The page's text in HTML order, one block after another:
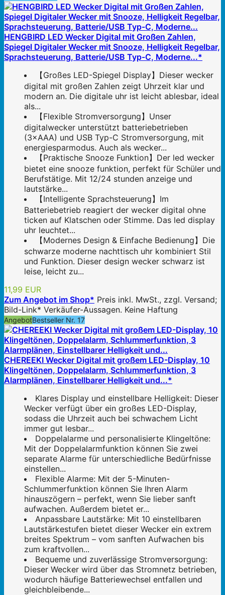
HENGBIRD LED Wecker Digital mit Großen Zahlen,
Spiegel Digitaler Wecker mit Snooze, Helligkeit Regelbar,
Sprachsteuerung, Batterie/USB Typ-C, Moderne...*
【Großes LED-Spiegel Display】Dieser wecker
digital mit großen Zahlen zeigt Uhrzeit klar und
modern an. Die digitale uhr ist leicht ablesbar, ideal
als...
【Flexible Stromversorgung】Unser
digitalwecker unterstützt batteriebetrieben
(3×AAA) und USB Typ-C Stromversorgung, mit
energiesparmodus. Auch als wecker...
【Praktische Snooze Funktion】Der led wecker
bietet eine snooze funktion, perfekt für Schüler und
Berufstätige. Mit 12/24 stunden anzeige und
lautstärke...
【Intelligente Sprachsteuerung】Im
Batteriebetrieb reagiert der wecker digital ohne
ticken auf Klatschen oder Stimme. Das led display
uhr leuchtet...
【Modernes Design & Einfache Bedienung】Die
schwarze moderne nachttisch uhr kombiniert Stil
und Funktion. Dieser design wecker schwarz ist
leise, leicht zu...
11,99 EUR
Zum Angebot im Shop* Preis inkl. MwSt., zzgl. Versand;
Bild-Link* Verkäufer-Aussagen. Keine Haftung
AngebotBestseller Nr. 17
CHEREEKI Wecker Digital mit großem LED-Display, 10
Klingeltönen, Doppelalarm, Schlummerfunktion, 3
Alarmplänen, Einstellbarer Helligkeit und...*
Klares Display und einstellbare Helligkeit: Dieser
Wecker verfügt über ein großes LED-Display,
sodass die Uhrzeit auch bei schwachem Licht
immer gut lesbar...
Doppelalarme und personalisierte Klingeltöne:
Mit der Doppelalarmfunktion können Sie zwei
separate Alarme für unterschiedliche Bedürfnisse
einstellen...
Flexible Alarme: Mit der 5-Minuten-
Schlummerfunktion können Sie Ihren Alarm
hinauszögern – perfekt, wenn Sie lieber sanft
aufwachen. Außerdem bietet er...
Anpassbare Lautstärke: Mit 10 einstellbaren
Lautstärkestufen bietet dieser Wecker ein extrem
breites Spektrum – vom sanften Aufwachen bis
zum kraftvollen...
Bequeme und zuverlässige Stromversorgung:
Dieser Wecker wird über das Stromnetz betrieben,
wodurch häufige Batteriewechsel entfallen und
gleichbleibende...